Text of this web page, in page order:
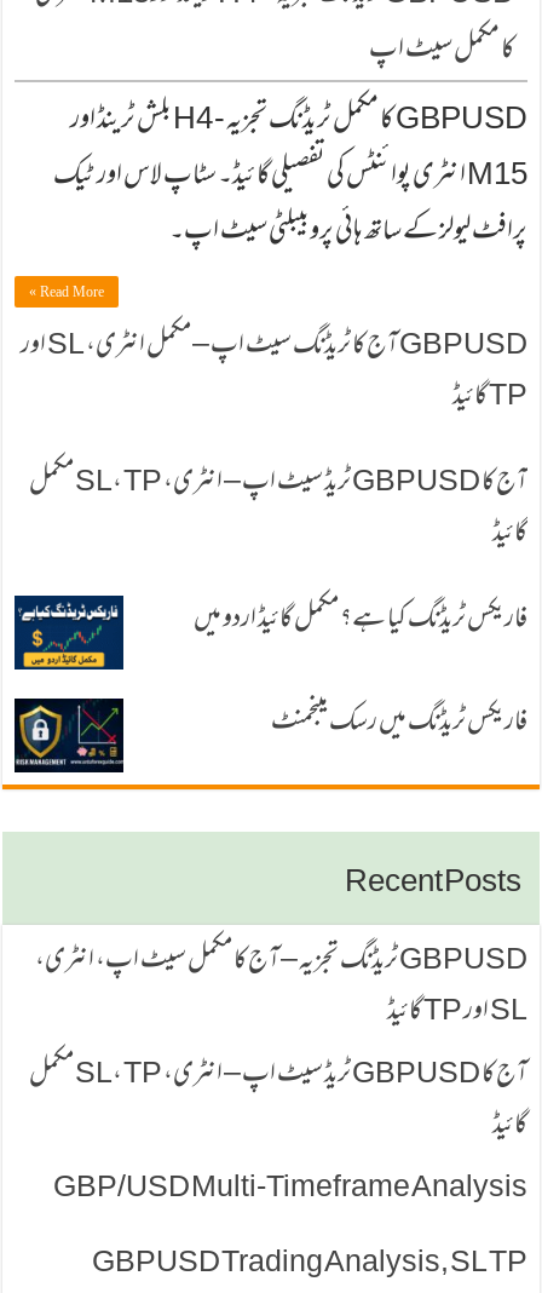
کا مکمل سیٹ اپ
GBPUSD کا مکمل ٹریڈنگ تجزیہ - H4 بلش ٹرینڈ اور
M15 انٹری پوائنٹس کی تفصیلی گائیڈ۔ سٹاپ لاس اور ٹیک
پرافٹ لیولز کے ساتھ ہائی پروبیبلٹی سیٹ اپ۔
Read More »
GBPUSD آج کا ٹریڈنگ سیٹ اپ – مکمل انٹری، SL اور
TP گائیڈ
آج کا GBPUSD ٹریڈ سیٹ اپ – انٹری، SL، TP مکمل
گائیڈ
فاریکس ٹریڈنگ کیا ہے؟ مکمل گائیڈ اردو میں
فاریکس ٹریڈنگ میں رسک مینجمنٹ
Recent Posts
GBPUSD ٹریڈنگ تجزیہ – آج کا مکمل سیٹ اپ، انٹری،
SL اور TP گائیڈ
آج کا GBPUSD ٹریڈ سیٹ اپ – انٹری، SL، TP مکمل
گائیڈ
GBP/USD Multi-Timeframe Analysis
GBPUSD Trading Analysis, SL TP